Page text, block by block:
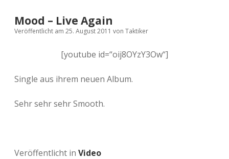
Mood – Live Again
Veröffentlicht am 25. August 2011 von Taktiker
[youtube id=“oij8OYzY3Ow“]
Single aus ihrem neuen Album.
Sehr sehr sehr Smooth.
Veröffentlicht in Video